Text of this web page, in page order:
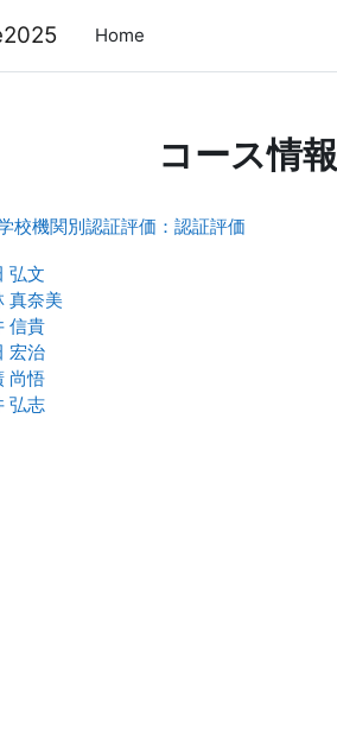
Home
コース情報
校機関別認証評価：認証評価
弘文
真奈美
信貴
宏治
尚悟
弘志